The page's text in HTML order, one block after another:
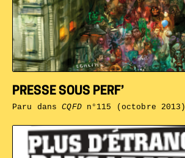
PRESSE SOUS PERF’
Paru dansCQFDn°115 (octobre 2013)